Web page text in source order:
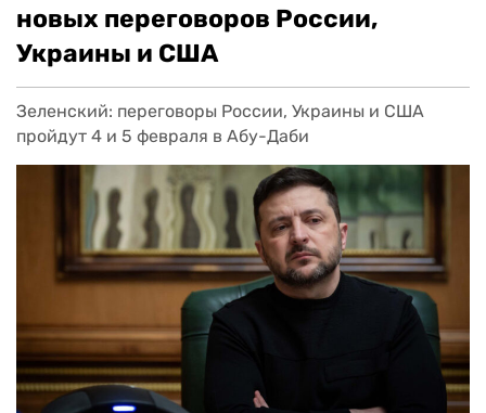
новых переговоров России,
Украины и США
Зеленский: переговоры России, Украины и США
пройдут 4 и 5 февраля в Абу-Даби